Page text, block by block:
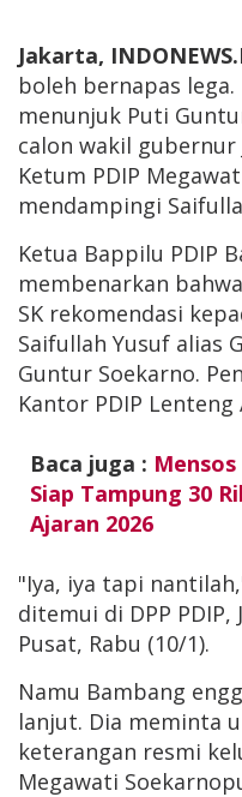
Jakarta,
boleh bernapas lega.
menunjuk Puti
calon wakil
Ketum PDIP
mendampingi
Ketua Bappilu PDIP
membenarkan
SK rekomendasi
Saifullah Yusuf alias
Guntur Soekarno.
Kantor PDIP Lenteng
Baca juga :
Siap Tampung 30
Ajaran 2026
"Iya, iya tapi
ditemui di DPP PDIP,
Pusat, Rabu (10/1).
Namu Bambang
lanjut. Dia meminta
keterangan resmi
Megawati